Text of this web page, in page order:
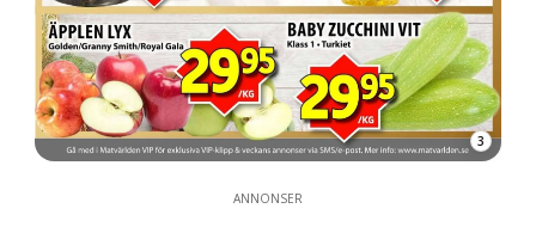
3
ANNONSER